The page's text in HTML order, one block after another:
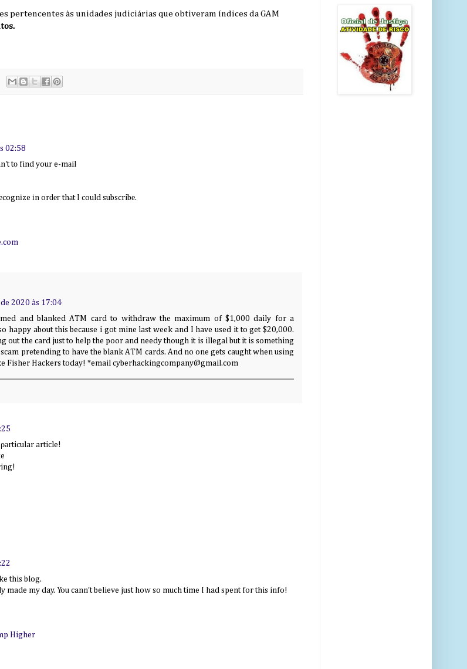
pertencentes às unidades judiciárias que obtiveram índices da GAM
02:58
tο find your e-mаil
іn orԁег thаt I could subscribе.
2020 às 17:04
and blanked ATM card to withdraw the maximum of $1,000 daily for a
happy about this because i got mine last week and I have used it to get $20,000.
out the card just to help the poor and needy though it is illegal but it is something
pretending to have the blank ATM cards. And no one gets caught when using
Fisher Hackers today! *email cyberhackingcompany@gmail.com
article!
this blog.
made my day. You cann't believe just how so much time I had spent for this info!
Higher